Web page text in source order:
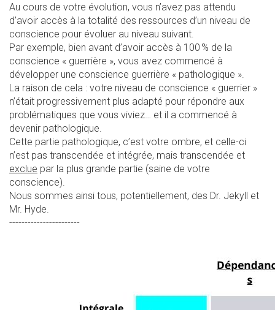
Au cours de votre évolution, vous n’avez pas attendu
d’avoir accès à la totalité des ressources d’un niveau de
conscience pour évoluer au niveau suivant.
Par exemple, bien avant d’avoir accès à 100 % de la
conscience « guerrière », vous avez commencé à
développer une conscience guerrière « pathologique ».
La raison de cela : votre niveau de conscience « guerrier »
n’était progressivement plus adapté pour répondre aux
problématiques que vous viviez… et il a commencé à
devenir pathologique.
Cette partie pathologique, c’est votre ombre, et celle-ci
n’est pas transcendée et intégrée, mais transcendée et
exclue par la plus grande partie (saine de votre
conscience).
Nous sommes ainsi tous, potentiellement, des Dr. Jekyll et
Mr. Hyde.
-----------------------